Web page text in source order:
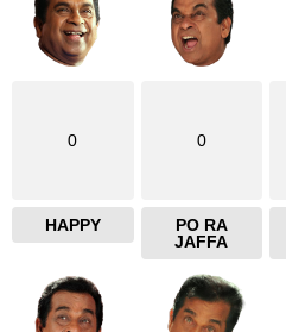
0
HAPPY
0
PO RA
JAFFA